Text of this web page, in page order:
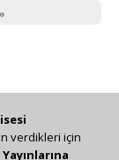
verdikleri için